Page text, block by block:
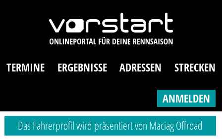
TERMINE ERGEBNISSE ADRESSEN STRECKEN
ANMELDEN
Das Fahrerprofil wird präsentiert von Maciag Offroad